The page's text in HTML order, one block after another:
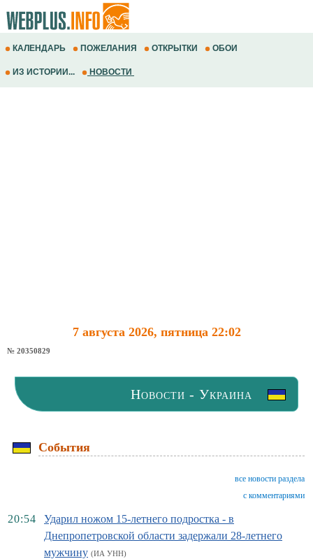
КАЛЕНДАРЬ ПОЖЕЛАНИЯ ОТКРЫТКИ ОБОИ
ИЗ ИСТОРИИ... НОВОСТИ
7 августа 2026, пятница 22:02
№ 20350829
Новости - Украина
События
все новости раздела
с комментариями
20:54
Ударил ножом 15-летнего подростка - в
Днепропетровской области задержали 28-летнего
мужчину (ИА УНН)